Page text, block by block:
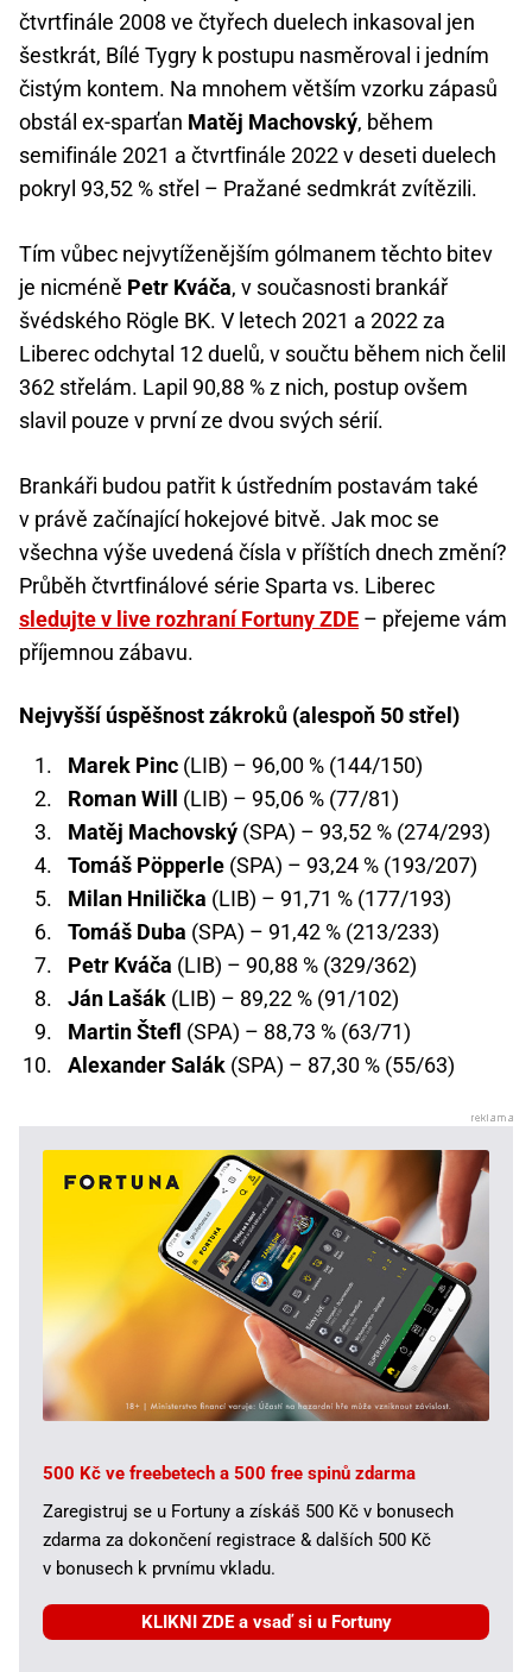
čtvrtfinále 2008 ve čtyřech duelech inkasoval jen
šestkrát, Bílé Tygry k postupu nasměroval i jedním
čistým kontem. Na mnohem větším vzorku zápasů
obstál ex-sparťan Matěj Machovský, během
semifinále 2021 a čtvrtfinále 2022 v deseti duelech
pokryl 93,52 % střel – Pražané sedmkrát zvítězili.
Tím vůbec nejvytíženějším gólmanem těchto bitev
je nicméně Petr Kváča, v současnosti brankář
švédského Rögle BK. V letech 2021 a 2022 za
Liberec odchytal 12 duelů, v součtu během nich čelil
362 střelám. Lapil 90,88 % z nich, postup ovšem
slavil pouze v první ze dvou svých sérií.
Brankáři budou patřit k ústředním postavám také
v právě začínající hokejové bitvě. Jak moc se
všechna výše uvedená čísla v příštích dnech změní?
Průběh čtvrtfinálové série Sparta vs. Liberec
sledujte v live rozhraní Fortuny ZDE – přejeme vám
příjemnou zábavu.
Nejvyšší úspěšnost zákroků (alespoň 50 střel)
Marek Pinc (LIB) – 96,00 % (144/150)
Roman Will (LIB) – 95,06 % (77/81)
Matěj Machovský (SPA) – 93,52 % (274/293)
Tomáš Pöpperle (SPA) – 93,24 % (193/207)
Milan Hnilička (LIB) – 91,71 % (177/193)
Tomáš Duba (SPA) – 91,42 % (213/233)
Petr Kváča (LIB) – 90,88 % (329/362)
Ján Lašák (LIB) – 89,22 % (91/102)
Martin Štefl (SPA) – 88,73 % (63/71)
Alexander Salák (SPA) – 87,30 % (55/63)
500 Kč ve freebetech a 500 free spinů zdarma
Zaregistruj se u Fortuny a získáš 500 Kč v bonusech
zdarma za dokončení registrace & dalších 500 Kč
v bonusech k prvnímu vkladu.
KLIKNI ZDE a vsaď si u Fortuny